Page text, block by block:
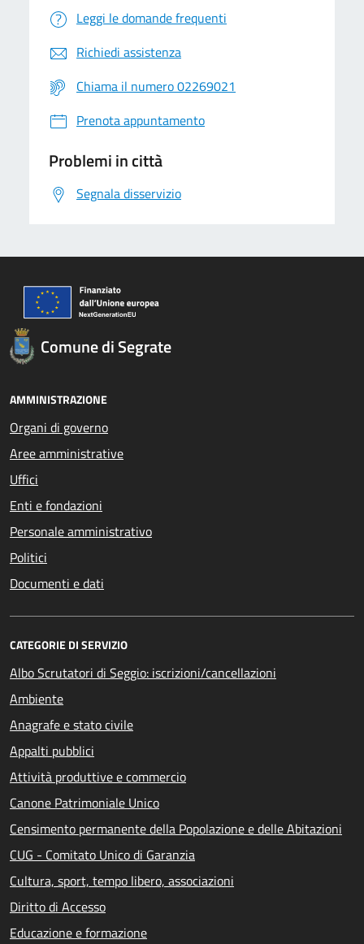
Leggi le domande frequenti
Richiedi assistenza
Chiama il numero 02269021
Prenota appuntamento
Problemi in città
Segnala disservizio
Comune di Segrate
AMMINISTRAZIONE
Organi di governo
Aree amministrative
Uffici
Enti e fondazioni
Personale amministrativo
Politici
Documenti e dati
CATEGORIE DI SERVIZIO
Albo Scrutatori di Seggio: iscrizioni/cancellazioni
Ambiente
Anagrafe e stato civile
Appalti pubblici
Attività produttive e commercio
Canone Patrimoniale Unico
Censimento permanente della Popolazione e delle Abitazioni
CUG - Comitato Unico di Garanzia
Cultura, sport, tempo libero, associazioni
Diritto di Accesso
Educazione e formazione